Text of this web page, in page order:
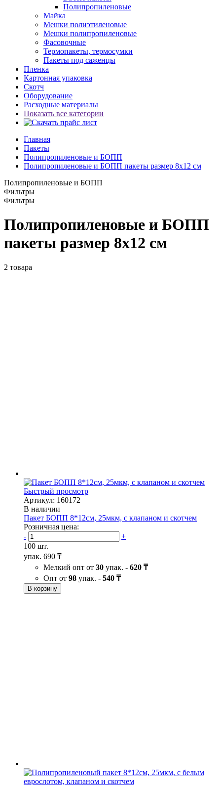
Полипропиленовые
Майка
Мешки полиэтиленовые
Мешки полипропиленовые
Фасовочные
Термопакеты, термосумки
Пакеты под саженцы
Пленка
Картонная упаковка
Скотч
Оборудование
Расходные материалы
Показать все категории
Главная
Пакеты
Полипропиленовые и БОПП
Полипропиленовые и БОПП пакеты размер 8x12 см
Полипропиленовые и БОПП
Фильтры
Фильтры
Полипропиленовые и БОПП
пакеты размер 8x12 см
2 товара
Быстрый просмотр
Артикул: 160172
В наличии
Пакет БОПП 8*12см, 25мкм, с клапаном и скотчем
Розничная цена:
-
+
100 шт.
упак. 690 ₸
Мелкий опт от 30 упак. - 620 ₸
Опт от 98 упак. - 540 ₸
В корзину